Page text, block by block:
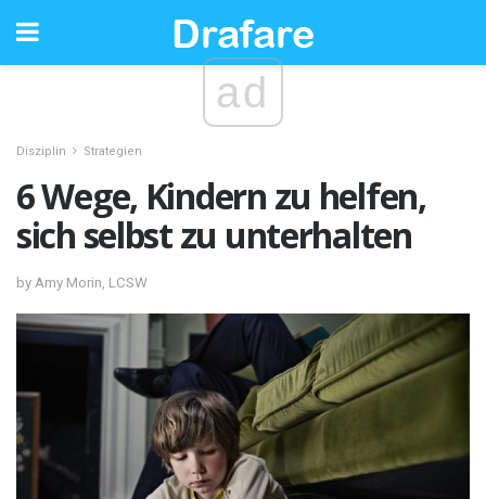
ad
Disziplin Strategien
6 Wege, Kindern zu helfen,
sich selbst zu unterhalten
by Amy Morin, LCSW